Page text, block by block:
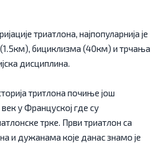
триатлона, најпопуларнија је
бициклизма (40км) и трчања
дисциплина.
тритлона почиње још
у Француској где су
трке. Први триатлон са
и дужанама које данас знамо је